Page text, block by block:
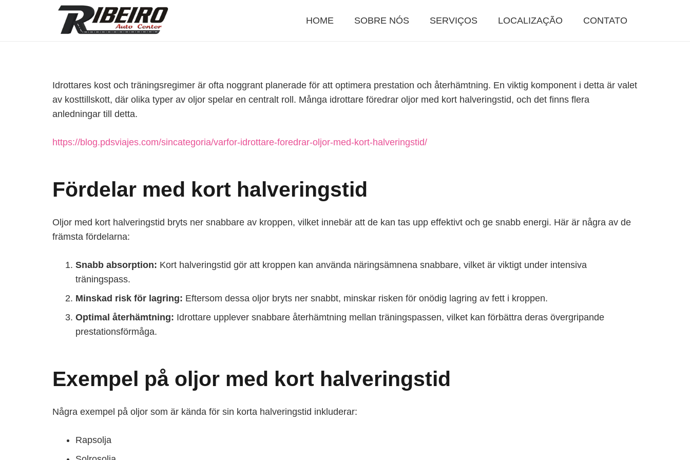
HOME SOBRE NÓS SERVIÇOS LOCALIZAÇÃO CONTATO
Idrottares kost och träningsregimer är ofta noggrant planerade för att optimera prestation och återhämtning. En viktig komponent i detta är valet
av kosttillskott, där olika typer av oljor spelar en centralt roll. Många idrottare föredrar oljor med kort halveringstid, och det finns flera
anledningar till detta.
https://blog.pdsviajes.com/sincategoria/varfor-idrottare-foredrar-oljor-med-kort-halveringstid/
Fördelar med kort halveringstid
Oljor med kort halveringstid bryts ner snabbare av kroppen, vilket innebär att de kan tas upp effektivt och ge snabb energi. Här är några av de
främsta fördelarna:
Snabb absorption: Kort halveringstid gör att kroppen kan använda näringsämnena snabbare, vilket är viktigt under intensiva
träningspass.
Minskad risk för lagring: Eftersom dessa oljor bryts ner snabbt, minskar risken för onödig lagring av fett i kroppen.
Optimal återhämtning: Idrottare upplever snabbare återhämtning mellan träningspassen, vilket kan förbättra deras övergripande
prestationsförmåga.
Exempel på oljor med kort halveringstid
Några exempel på oljor som är kända för sin korta halveringstid inkluderar:
Rapsolja